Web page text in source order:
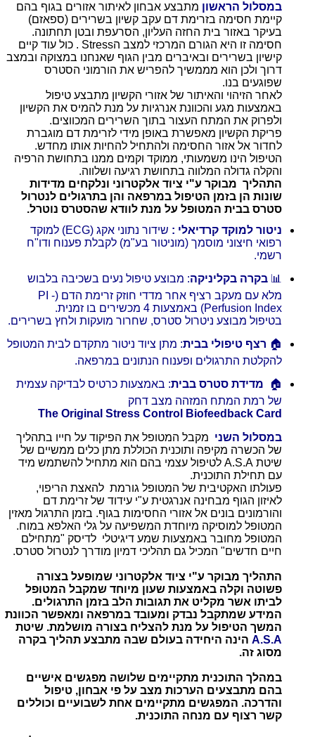
במסלול הראשון מתבצע אבחון לאיתור אזורים בגוף בהם
קיימת חסימה בזרימת דם עקב קשיון בשרירים (ספאזם)
בעיקר באזור בית החזה העליון, הסרעפת ובטן תחתונה.
חסימה זו היא הגורם המרכזי למצב הStress . כול עוד קיים
קישיון בשרירים ובאיברים מבין הגוף שאנחנו במצוקה ובמצב
דרוך ולכן הוא מממשיך להפריש את הורמוני הסטרס
שפוגעים בנו.
לאחר הזיהוי והאיתור של אזורי הקשיון מתבצע טיפול
באמצעות מגע והכוונת אנרגיות על מנת להמיס את הקשיון
ולפרוק את המתח העצור בתוך השרירים המכווצים.
פריקת הקשיון מאפשרת באופן מידי לזרימת דם מוגברת
לחדור אל אזור החסימה ולהתחיל להחיות אותו מחדש.
הטיפול הינו משמעותי, ממוקד וקמים ממנו בתחושת הרפיה
והקלה גדולה המלווה בתחושת רגיעה ושלווה.
התהליך מבוקר ע"י ציוד אלקטרוני ונלקחים מדידות
שונות הן בזמן הטיפול במרפאה והן בתרגולים לנטרול
סטרס בבית המטופל על מנת לוודא שהסטרס נוטרל.
ניטור למוקד קרדיאלי :
שידור נתוני אקג (ECG) למוקד
רפואי חיצוני מוסמך (מוניטור בע"מ) לקבלת פענוח ודו"ח
רשמי.
📊 בקרה בקליניקה: מבוצע טיפול נעים בשכיבה בלבוש
מלא עם מעקב רציף אחר מדדי חוזק זרימת הדם (PI -
Perfusion Index) באמצעות 4 מכשירים בו זמנית.
בטיפול מבוצע ניטרול סטרס, שחרור מועקות ולחץ בשרירים.
🏠 רצף טיפולי בבית: מתן ציוד ניטור מתקדם לבית המטופל
להקלטת התרגולים ופענוח הנתונים במרפאה.
🏠
מדידת סטרס בבית: באמצעות כרטיס לבדיקה עצמית
של רמת המתח המזהה מצב דחק
The Original Stress Control Biofeedback Card
במסלול השני מקבל המטופל את הפיקוד על חייו בתהליך
של הכשרה מקיפה ותוכנית הכוללת מתן כלים ממשיים של
שיטת A.S.A לטיפול עצמי בהם הוא מתחיל להשתמש מיד
עם תחילת התוכנית.
פעולתו האקטיבית של המטופל גורמת להאצת הריפוי,
לאיזון הגוף מבחינה אנרגטית ע"י עידוד של זרימת דם
והורמונים בונים אל אזורי החסימות בגוף. בזמן התרגול מאזין
המטופל למוסיקה מיוחדת המשפיעה על גלי האלפא במוח.
המטופל מחובר באמצעות שמע דיגיטלי לדיסק "מתחילם
חיים חדשים" המכיל גם תהליכי דמיון מודרך לנטרול סטרס.
התהליך מבוקר ע"י ציוד אלקטרוני שמופעל בצורה
פשוטה וקלה באמצעות שעון מיוחד שמקבל המטופל
לביתו אשר מקליט את תגובות הלב בזמן התרגולים.
המידע שמתקבל נבדק ומעובד במרפאה ומאפשר הכוונת
המשך הטיפול על מנת להצליח בצורה מושלמת. שיטת
A.S.Aהינה היחידה בעולם שבה מתבצע תהליך בקרה
מסוג זה.
במהלך התוכניתמתקיימים שלושה מפגשים אישיים
בהם מתבצעים הערכות מצב על פי אבחון, טיפול
והדרכה. המפגשים מתקיימים אחת לשבועיים וכוללים
קשר רצוף עם מנחה התוכנית.